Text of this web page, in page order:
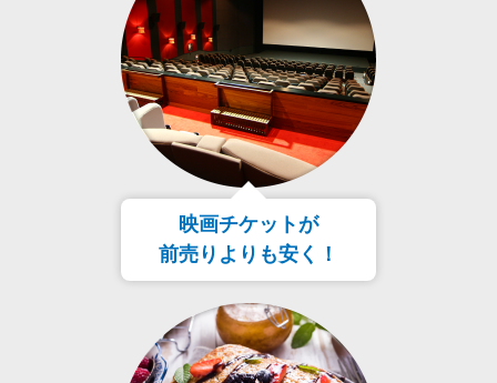
映画チケットが
前売りよりも安く！